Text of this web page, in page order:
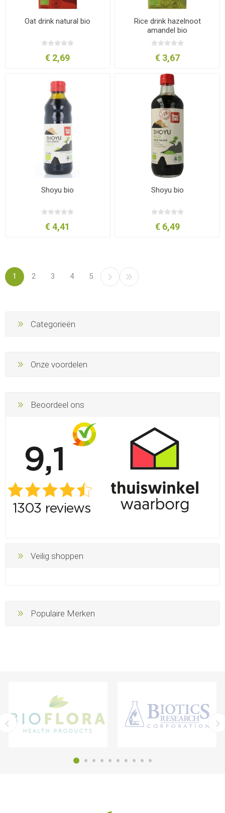
Oat drink natural bio
€ 2,69
Rice drink hazelnoot
amandel bio
€ 3,67
Shoyu bio
€ 4,41
Shoyu bio
€ 6,49
1 2 3 4 5
Categorieën
Onze voordelen
Beoordeel ons
Veilig shoppen
Populaire Merken